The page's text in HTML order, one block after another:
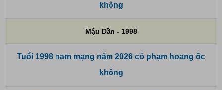
không
Mậu Dần - 1998
Tuổi 1998 nam mạng năm 2026 có phạm hoang ốc
không